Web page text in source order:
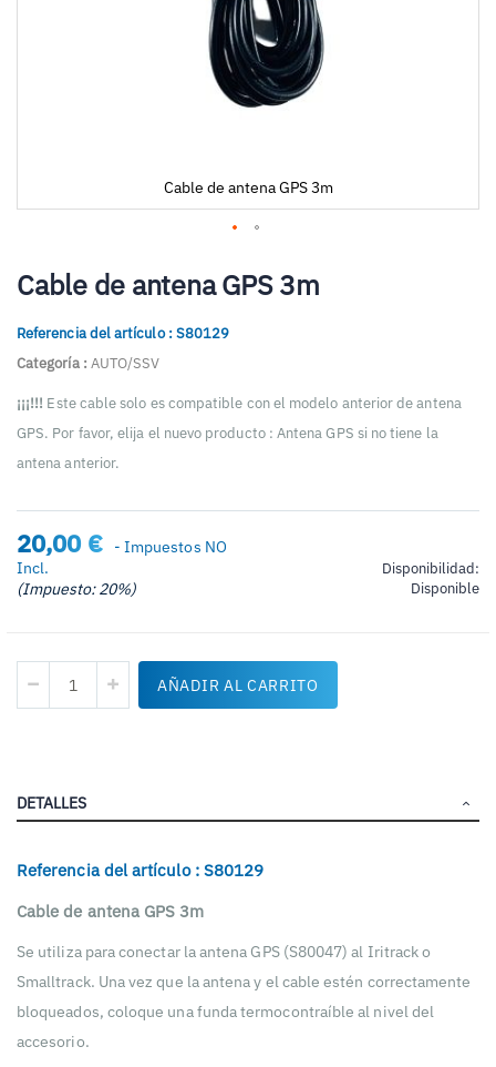
Cable de antena GPS 3m
al
comienzo
la
galería
de
imágenes
Cable de antena GPS 3m
Referencia del artículo : S80129
Categoría : AUTO/SSV
¡¡¡!!! Este cable solo es compatible con el modelo anterior de antena
GPS. Por favor, elija el nuevo producto : Antena GPS si no tiene la
antena anterior.
20,00 €
- Impuestos NO
Incl.
(Impuesto: 20%)
Disponibilidad:
Disponible
AÑADIR AL CARRITO
DETALLES
Referencia del artículo : S80129
Cable de antena GPS 3m
Se utiliza para conectar la antena GPS (S80047) al Iritrack o
Smalltrack. Una vez que la antena y el cable estén correctamente
bloqueados, coloque una funda termocontraíble al nivel del
accesorio.